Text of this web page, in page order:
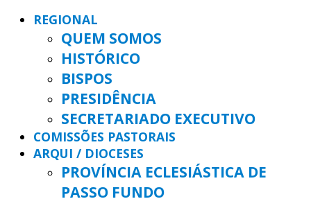
REGIONAL
QUEM SOMOS
HISTÓRICO
BISPOS
PRESIDÊNCIA
SECRETARIADO EXECUTIVO
COMISSÕES PASTORAIS
ARQUI / DIOCESES
PROVÍNCIA ECLESIÁSTICA DE
PASSO FUNDO